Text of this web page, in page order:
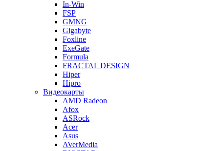
In-Win
FSP
GMNG
Gigabyte
Foxline
ExeGate
Formula
FRACTAL DESIGN
Hiper
Hipro
Видеокарты
AMD Radeon
Afox
ASRock
Acer
Asus
AVerMedia